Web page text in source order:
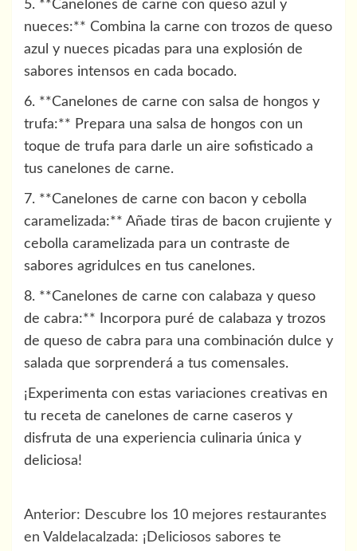
5. **Canelones de carne con queso azul y
nueces:** Combina la carne con trozos de queso
azul y nueces picadas para una explosión de
sabores intensos en cada bocado.
6. **Canelones de carne con salsa de hongos y
trufa:** Prepara una salsa de hongos con un
toque de trufa para darle un aire sofisticado a
tus canelones de carne.
7. **Canelones de carne con bacon y cebolla
caramelizada:** Añade tiras de bacon crujiente y
cebolla caramelizada para un contraste de
sabores agridulces en tus canelones.
8. **Canelones de carne con calabaza y queso
de cabra:** Incorpora puré de calabaza y trozos
de queso de cabra para una combinación dulce y
salada que sorprenderá a tus comensales.
¡Experimenta con estas variaciones creativas en
tu receta de canelones de carne caseros y
disfruta de una experiencia culinaria única y
deliciosa!
Navegación
de
Anterior: Descubre los 10 mejores restaurantes
en Valdelacalzada: ¡Deliciosos sabores te